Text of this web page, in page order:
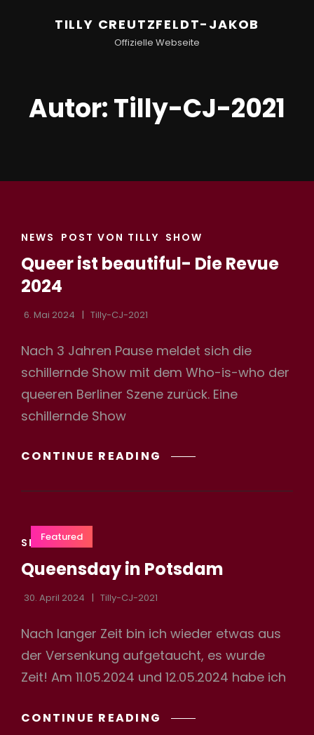
TILLY CREUTZFELDT-JAKOB
Offizielle Webseite
Autor:Tilly-CJ-2021
CAT
NEWS POST VON TILLY SHOW
Queer ist beautiful- Die Revue
2024
6. Mai 2024 Tilly-CJ-2021
Nach 3 Jahren Pause meldet sich die
schillernde Show mit dem Who-is-who der
queeren Berliner Szene zurück. Eine
schillernde Show
CONTINUE READING QUEER
BEAUTIFUL-
Featured
CAT
SHOW
Queensday in Potsdam
30. April 2024 Tilly-CJ-2021
Nach langer Zeit bin ich wieder etwas aus
der Versenkung aufgetaucht, es wurde
Zeit! Am 11.05.2024 und 12.05.2024 habe ich
CONTINUE READING QUEENSDAY